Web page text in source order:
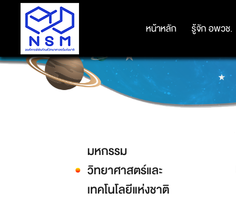
หน้าหลัก รู้จัก อพวช.
หน้าหลัก รู้จัก อพวช.
มหกรรม
วิทยาศาสตร์และ
เทคโนโลยีแห่งชาติ